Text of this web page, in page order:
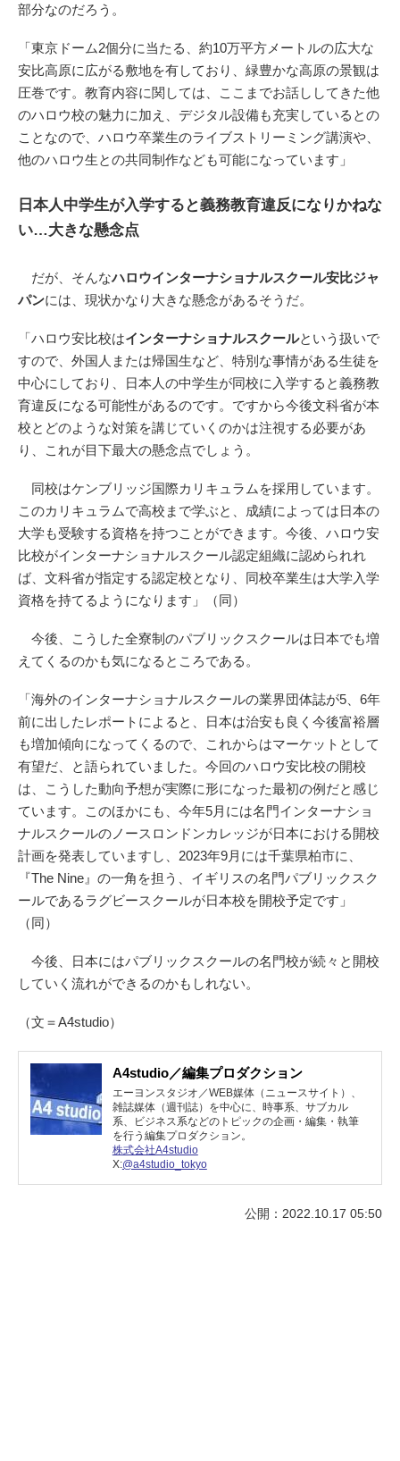
部分なのだろう。
「東京ドーム2個分に当たる、約10万平方メートルの広大な
安比高原に広がる敷地を有しており、緑豊かな高原の景観は
圧巻です。教育内容に関しては、ここまでお話ししてきた他
のハロウ校の魅力に加え、デジタル設備も充実しているとの
ことなので、ハロウ卒業生のライブストリーミング講演や、
他のハロウ生との共同制作なども可能になっています」
日本人中学生が入学すると義務教育違反になりかねな
い…大きな懸念点
だが、そんなハロウインターナショナルスクール安比ジャ
パンには、現状かなり大きな懸念があるそうだ。
「ハロウ安比校はインターナショナルスクールという扱いで
すので、外国人または帰国生など、特別な事情がある生徒を
中心にしており、日本人の中学生が同校に入学すると義務教
育違反になる可能性があるのです。ですから今後文科省が本
校とどのような対策を講じていくのかは注視する必要があ
り、これが目下最大の懸念点でしょう。
同校はケンブリッジ国際カリキュラムを採用しています。
このカリキュラムで高校まで学ぶと、成績によっては日本の
大学も受験する資格を持つことができます。今後、ハロウ安
比校がインターナショナルスクール認定組織に認められれ
ば、文科省が指定する認定校となり、同校卒業生は大学入学
資格を持てるようになります」（同）
今後、こうした全寮制のパブリックスクールは日本でも増
えてくるのかも気になるところである。
「海外のインターナショナルスクールの業界団体誌が5、6年
前に出したレポートによると、日本は治安も良く今後富裕層
も増加傾向になってくるので、これからはマーケットとして
有望だ、と語られていました。今回のハロウ安比校の開校
は、こうした動向予想が実際に形になった最初の例だと感じ
ています。このほかにも、今年5月には名門インターナショ
ナルスクールのノースロンドンカレッジが日本における開校
計画を発表していますし、2023年9月には千葉県柏市に、
『The Nine』の一角を担う、イギリスの名門パブリックスク
ールであるラグビースクールが日本校を開校予定です」
（同）
今後、日本にはパブリックスクールの名門校が続々と開校
していく流れができるのかもしれない。
（文＝A4studio）
A4studio／編集プロダクション
エーヨンスタジオ／WEB媒体（ニュースサイト）、
雑誌媒体（週刊誌）を中心に、時事系、サブカル
系、ビジネス系などのトピックの企画・編集・執筆
を行う編集プロダクション。
株式会社A4studio
X:@a4studio_tokyo
公開：2022.10.17 05:50